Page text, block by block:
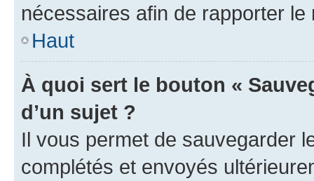
nécessaires afin de rapporter le
Haut
À quoi sert le bouton «
d’un sujet ?
Il vous permet de sauvegarder
complétés et envoyés